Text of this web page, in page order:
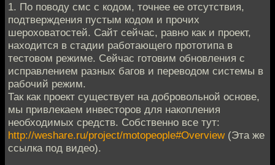
1. По поводу смс с кодом, точнее ее отсутствия,
подтверждения пустым кодом и прочих
шероховатостей. Сайт сейчас, равно как и проект,
находится в стадии работающего прототипа в
тестовом режиме. Сейчас готовим обновления с
исправлением разных багов и переводом системы в
рабочий режим.
Так как проект существует на добровольной основе,
мы привлекаем инвесторов для накопления
необходимых средств. Собственно все тут:
http://weshare.ru/project/motopeople#Overview(Эта же
ссылка под видео).